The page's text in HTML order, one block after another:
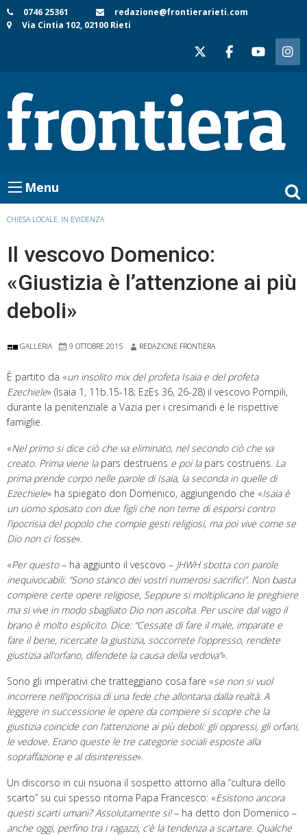
Skip
to
0746 25361
redazione@frontierarieti.com
Via Cintia 102, 02100 Rieti
Menu
CHIESA LOCALE, IN EVIDENZA
Il vescovo Domenico:
«Giustizia è l’attenzione ai più
deboli»
GALLERIA 9 OTTOBRE 2015 REDAZIONE FRONTIERA
È partito da «un insolito mix del profeta Isaia e del profeta
Ezechiele» (Isaia 1, 11b.15-18; EzEs 36, 26-28) il vescovo Pompili,
durante la penitenziale a Vazia per i cresimandi e le rispettive
famiglie.
«Nel primo si dice ciò che va eliminato, nel secondo ciò che va
creato. Prima viene la pars destruens e poi la pars costruens . La
prima prende corpo nelle parole di Isaia, la seconda in quelle di
Ezechiele» ha spiegato don Domenico, aggiungendo che «Isaia è
un uomo sposato con due figli che non teme di esporsi contro
l’ipocrisia del popolo che compie gesti religiosi, ma poi vive come se
Dio non ci fosse».
«Per questo– ha aggiunto il vescovo – JHWH sbotta con parole
inequivocabili: “Sono stanco dei vostri numerosi sacrifici”. Non basta
compiere certe opere religiose, Seppure si moltiplicano le preghiere
ma si vive in modo sbagliato Dio non ascolta. Per uscire dal vago il
brano è molto esplicito. Dice: “Cessate di fare il male, imparate e
fare il bene, ricercate la giustizia, soccorrete l’oppresso, rendete
giustizia all’orfano, difendete la causa della vedova”».
Sono gli imperativi che tratteggiano cosa fare «se non si vuol
incorrere nell’ipocrisia di una fede che allontana dalla realtà. A
leggere in successione le opere da compiere si scopre che la
giustizia coincide con l’attenzione ai più deboli: gli oppressi, gli orfani,
le vedove. Erano queste le tre categorie sociali esposte alla
sopraffazione e al disinteresse».
Un discorso in cui risuona il sospetto attorno alla “cultura dello
scarto” su cui spesso ritorna Papa Francesco: «Esistono ancora
questi scarti umani? Assolutamente si!– ha detto don Domenico –
anche oggi, perfino tra i ragazzi, c’è la tendenza a scartare. Qualche